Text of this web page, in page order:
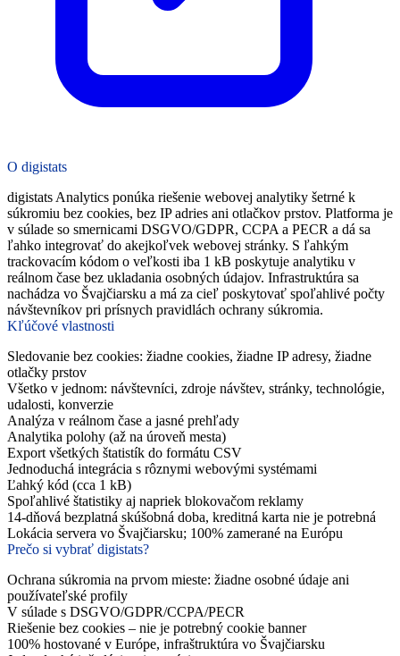
O digistats
digistats Analytics ponúka riešenie webovej analytiky šetrné k
súkromiu bez cookies, bez IP adries ani otlačkov prstov. Platforma je
v súlade so smernicami DSGVO/GDPR, CCPA a PECR a dá sa
ľahko integrovať do akejkoľvek webovej stránky. S ľahkým
trackovacím kódom o veľkosti iba 1 kB poskytuje analytiku v
reálnom čase bez ukladania osobných údajov. Infrastruktúra sa
nachádza vo Švajčiarsku a má za cieľ poskytovať spoľahlivé počty
návštevníkov pri prísnych pravidlách ochrany súkromia.
Kľúčové vlastnosti
Sledovanie bez cookies: žiadne cookies, žiadne IP adresy, žiadne
otlačky prstov
Všetko v jednom: návštevníci, zdroje návštev, stránky, technológie,
udalosti, konverzie
Analýza v reálnom čase a jasné prehľady
Analytika polohy (až na úroveň mesta)
Export všetkých štatistík do formátu CSV
Jednoduchá integrácia s rôznymi webovými systémami
Ľahký kód (cca 1 kB)
Spoľahlivé štatistiky aj napriek blokovačom reklamy
14-dňová bezplatná skúšobná doba, kreditná karta nie je potrebná
Lokácia servera vo Švajčiarsku; 100% zamerané na Európu
Prečo si vybrať digistats?
Ochrana súkromia na prvom mieste: žiadne osobné údaje ani
používateľské profily
V súlade s DSGVO/GDPR/CCPA/PECR
Riešenie bez cookies – nie je potrebný cookie banner
100% hostované v Európe, infraštruktúra vo Švajčiarsku